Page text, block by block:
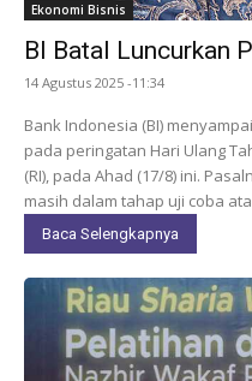
Ekonomi Bisnis
BI Batal Luncurkan
14 Agustus 2025 -11:34
Bank Indonesia (BI)
pada peringatan Hari Ulang
(RI), pada Ahad (17/8) ini.
masih dalam tahap uji coba
Baca Selengkapnya